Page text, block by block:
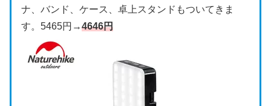
ナ、バンド、ケース、卓上スタンドもついてきま
す。5465円→4646円